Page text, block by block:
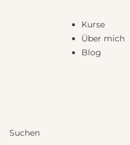
Kurse
Über mich
Blog
Suchen